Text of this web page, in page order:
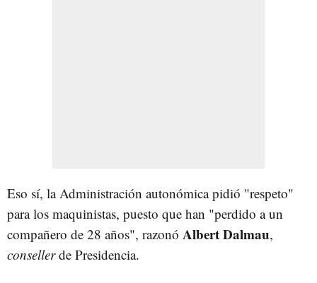
Eso sí, la Administración autonómica pidió "respeto"
para los maquinistas, puesto que han "perdido a un
compañero de 28 años", razonó Albert Dalmau,
consellerde Presidencia.